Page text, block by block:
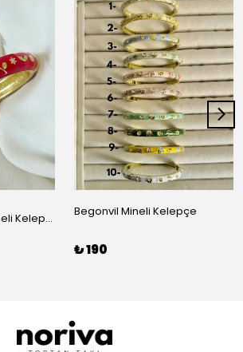
Pirinç 48Mm Mini Mineli Kelepçe Begonvil Mineli Kelepçe
₺ 190